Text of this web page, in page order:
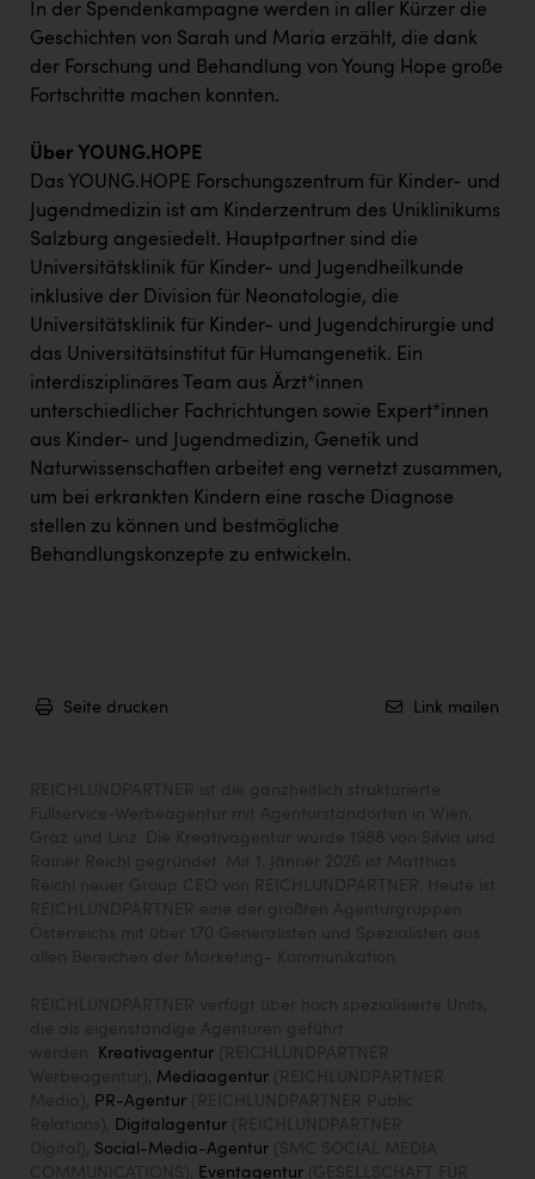
z.l.ö.
Österreichisches Hebammengremium
Dopgas
kunden basics
kontakt
In der Spendenkampagne werden in aller Kürzer die
Geschichten von Sarah und Maria erzählt, die dank
der Forschung und Behandlung von Young Hope große
Fortschritte machen konnten.
Über YOUNG.HOPE
Das YOUNG.HOPE Forschungszentrum für Kinder- und
Jugendmedizin ist am Kinderzentrum des Uniklinikums
Salzburg angesiedelt. Hauptpartner sind die
Universitätsklinik für Kinder- und Jugendheilkunde
inklusive der Division für Neonatologie, die
Universitätsklinik für Kinder- und Jugendchirurgie und
das Universitätsinstitut für Humangenetik. Ein
interdisziplinäres Team aus Ärzt*innen
unterschiedlicher Fachrichtungen sowie Expert*innen
aus Kinder- und Jugendmedizin, Genetik und
Naturwissenschaften arbeitet eng vernetzt zusammen,
um bei erkrankten Kindern eine rasche Diagnose
stellen zu können und bestmögliche
Behandlungskonzepte zu entwickeln.
Seite drucken Link mailen
Kreativagentur
Mediaagentur
PR-Agentur
Digitalagentur
Social-Media-Agentur
Eventagentur